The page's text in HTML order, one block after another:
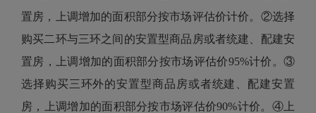
置房，上调增加的面积部分按市场评估价计价。②选择
购买二环与三环之间的安置型商品房或者统建、配建安
置房，上调增加的面积部分按市场评估价95%计价。③
选择购买三环外的安置型商品房或者统建、配建安置
房，上调增加的面积部分按市场评估价90%计价。④上